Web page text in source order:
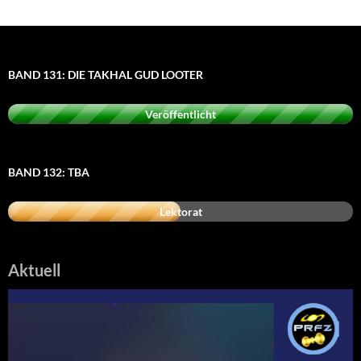
BAND 131: DIE TAKHAL GUD LOOTER
Veröffentlicht
BAND 132: TBA
Lektorat
Aktuell